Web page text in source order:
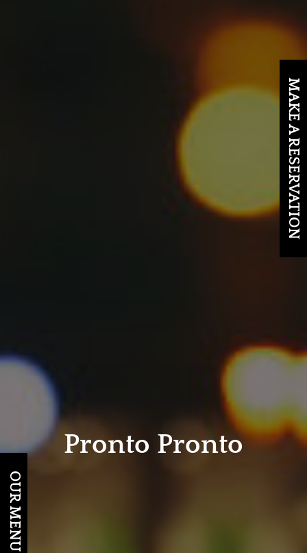
Pronto Pronto
OUR MENU
MAKE A RESERVATION